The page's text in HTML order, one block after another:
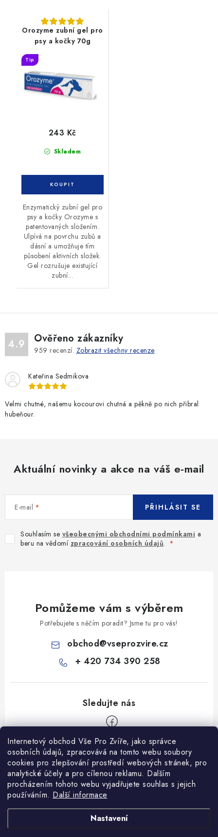
Internetový obchod Vše Pro Zvíře, jako správce
osobních údajů, zpracovává na tomto webu soubory
cookies pro zlepšování prostředí webových stránek, pro
analytické účely a pro cílenou reklamu. Dalším
procházením tohoto webu vyjadřujete souhlas s jejich
používáním. Další informace
Nastavení
Orozyme zubní gel pro
psy a kočky 70g
Tip
Skladem
243 Kč
Enzymatický zubní gel pro
psy a kočky Orozyme s
patentovaných složením.
Ulpívá na povrchu zubů a
dásní a umožňuje tím
působení aktivních složek.
Gel rozrušuje existující
zubní...
4.9 Ověřeno zákazníky
959 recenzí. Zobrazit všechny recenze
Kateřina Sedmikova
Velmi chutné, našemu kocourovi chutná a pěkně po nich přibral
hubeňour.
Aktuální novinky a akce na váš e-mail
E-mail
Souhlasím se všeobecnými obchodními podmínkami a
beru na vědomí zpracování osobních údajů.
PŘIHLÁSIT SE
Pomůžeme vám s výběrem
Potřebujete s něčím poradit? Jsme tu pro vás!
obchod@vseprozvire.cz
+ 420 734 390 258
Informace pro Vás
Ceník dopravy
Kontakty
Obchodní podmínky
Heuréka recenze